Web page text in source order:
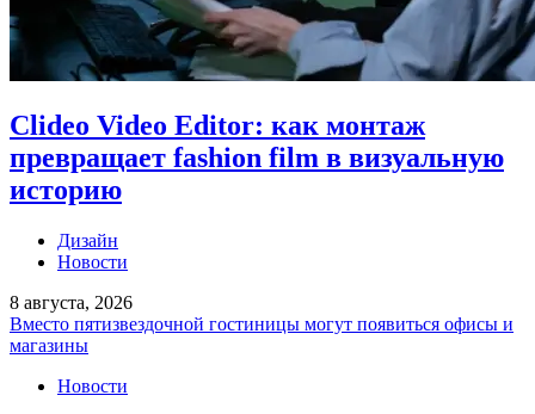
Clideo Video Editor: как монтаж
превращает fashion film в визуальную
историю
Дизайн
Новости
8 августа, 2026
Вместо пятизвездочной гостиницы могут появиться офисы и
магазины
Новости